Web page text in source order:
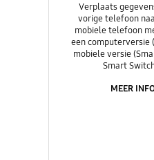
Verplaats
vorige telefoon
mobiele telefoon
een computerversie
mobiele versie
Smart
MEER